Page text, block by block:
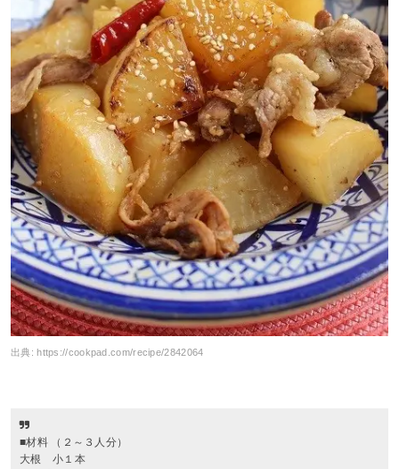
出典: https://cookpad.com/recipe/2842064
■材料 （２～３人分）
大根 小１本